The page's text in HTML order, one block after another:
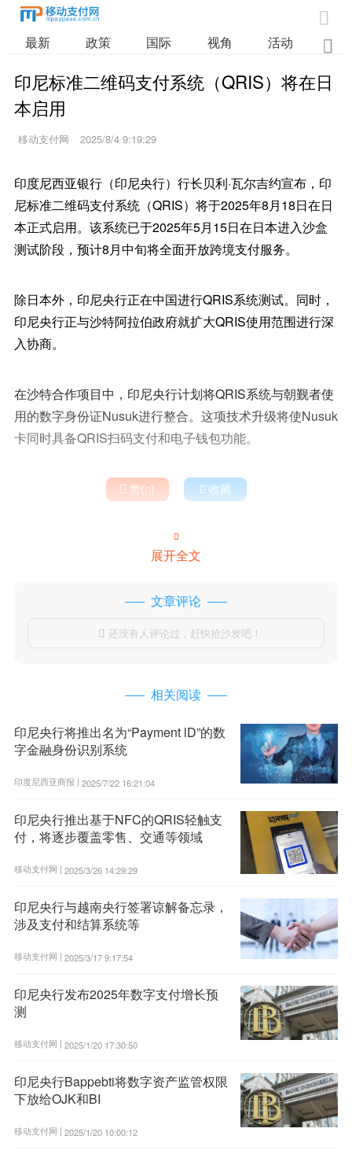

最新 政策 国际 视角 活动 业

印尼标准二维码支付系统（QRIS）将在日
本启用
移动支付网 2025/8/4 9:19:29
印度尼西亚银行（印尼央行）行长贝利·瓦尔吉约宣布，印
尼标准二维码支付系统（QRIS）将于2025年8月18日在日
本正式启用。该系统已于2025年5月15日在日本进入沙盒
测试阶段，预计8月中旬将全面开放跨境支付服务。
除日本外，印尼央行正在中国进行QRIS系统测试。同时，
印尼央行正与沙特阿拉伯政府就扩大QRIS使用范围进行深
入协商。
在沙特合作项目中，印尼央行计划将QRIS系统与朝觐者使
用的数字身份证Nusuk进行整合。这项技术升级将使Nusuk
卡同时具备QRIS扫码支付和电子钱包功能。
 赞()  收藏

展开全文
文章评论
 还没有人评论过，赶快抢沙发吧！
相关阅读
印尼央行将推出名为“Payment lD”的数
字金融身份识别系统
印度尼西亚商报 | 2025/7/22 16:21:04
印尼央行推出基于NFC的QRIS轻触支
付，将逐步覆盖零售、交通等领域
移动支付网 | 2025/3/26 14:29:29
印尼央行与越南央行签署谅解备忘录，
涉及支付和结算系统等
移动支付网 | 2025/3/17 9:17:54
印尼央行发布2025年数字支付增长预
测
移动支付网 | 2025/1/20 17:30:50
印尼央行Bappebti将数字资产监管权限
下放给OJK和BI
移动支付网 | 2025/1/20 10:00:12